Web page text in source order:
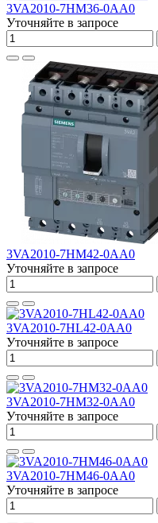
3VA2010-7HM36-0AA0
Уточняйте в запросе
3VA2010-7HM42-0AA0
Уточняйте в запросе
3VA2010-7HL42-0AA0
Уточняйте в запросе
3VA2010-7HM32-0AA0
Уточняйте в запросе
3VA2010-7HM46-0AA0
Уточняйте в запросе